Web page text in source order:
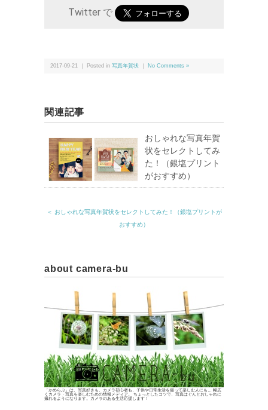
Twitter で
2017-09-21 ｜ Posted in 写真年賀状 No Comments »
関連記事
おしゃれな写真年賀
状をセレクトしてみ
た！（銀塩プリント
がおすすめ）
＜ おしゃれな写真年賀状をセレクトしてみた！（銀塩プリントが
おすすめ）
about camera-bu
「かめらぶ」は、写真好きも、カメラ初心者も、子供や日常生活を撮って楽しむ人にも… 幅広
くカメラ・写真を楽しむための情報メディア。 ちょっとしたコツで、写真はぐんとおしゃれに
撮れるようになります。カメラのある生活応援します！